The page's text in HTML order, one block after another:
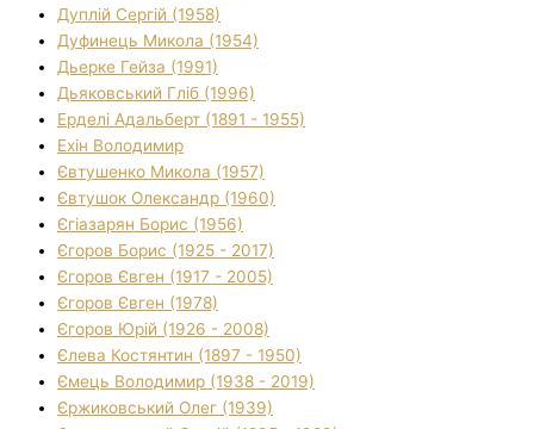
Дуплій Сергій (1958)
Дуфинець Микола (1954)
Дьерке Гейза (1991)
Дьяковський Гліб (1996)
Ерделі Адальберт (1891 - 1955)
Ехін Володимир
Євтушенко Микола (1957)
Євтушок Олександр (1960)
Єгіазарян Борис (1956)
Єгоров Борис (1925 - 2017)
Єгоров Євген (1917 - 2005)
Єгоров Євген (1978)
Єгоров Юрій (1926 - 2008)
Єлева Костянтин (1897 - 1950)
Ємець Володимир (1938 - 2019)
Єржиковський Олег (1939)